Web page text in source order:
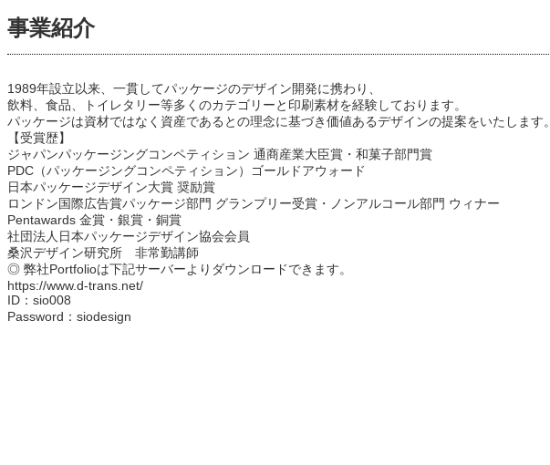
事業紹介
1989年設立以来、一貫してパッケージのデザイン開発に携わり、
飲料、食品、トイレタリー等多くのカテゴリーと印刷素材を経験しております。
パッケージは資材ではなく資産であるとの理念に基づき価値あるデザインの提案をいたします。
【受賞歴】
ジャパンパッケージングコンペティション 通商産業大臣賞・和菓子部門賞
PDC（パッケージングコンペティション）ゴールドアウォード
日本パッケージデザイン大賞 奨励賞
ロンドン国際広告賞パッケージ部門 グランプリー受賞・ノンアルコール部門 ウィナー
Pentawards 金賞・銀賞・銅賞
社団法人日本パッケージデザイン協会会員
桑沢デザイン研究所 非常勤講師
◎ 弊社Portfolioは下記サーバーよりダウンロードできます。
https://www.d-trans.net/
ID：sio008
Password：siodesign